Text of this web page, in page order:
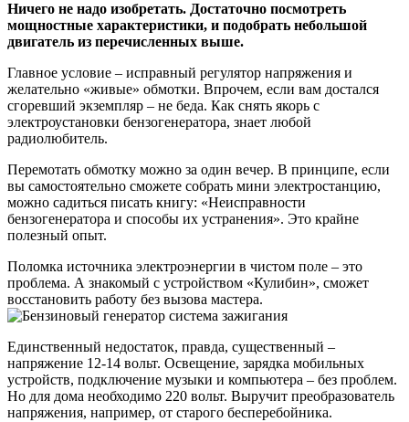
Ничего не надо изобретать. Достаточно посмотреть
мощностные характеристики, и подобрать небольшой
двигатель из перечисленных выше.
Главное условие – исправный регулятор напряжения и
желательно «живые» обмотки. Впрочем, если вам достался
сгоревший экземпляр – не беда. Как снять якорь с
электроустановки бензогенератора, знает любой
радиолюбитель.
Перемотать обмотку можно за один вечер. В принципе, если
вы самостоятельно сможете собрать мини электростанцию,
можно садиться писать книгу: «Неисправности
бензогенератора и способы их устранения». Это крайне
полезный опыт.
Поломка источника электроэнергии в чистом поле – это
проблема. А знакомый с устройством «Кулибин», сможет
восстановить работу без вызова мастера.
Единственный недостаток, правда, существенный –
напряжение 12-14 вольт. Освещение, зарядка мобильных
устройств, подключение музыки и компьютера – без проблем.
Но для дома необходимо 220 вольт. Выручит преобразователь
напряжения, например, от старого бесперебойника.